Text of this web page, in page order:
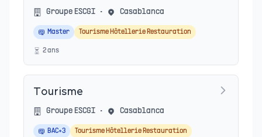
Groupe ESCGI • Casablanca
Master Tourisme Hôtellerie Restauration
2ans
Tourisme
Groupe ESCGI • Casablanca
BAC+3 Tourisme Hôtellerie Restauration